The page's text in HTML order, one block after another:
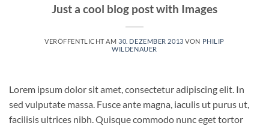
Just a cool blog post with Images
VERÖFFENTLICHT AM30. DEZEMBER 2013 VON PHILIP
WILDENAUER
Lorem ipsum dolor sit amet, consectetur adipiscing elit. In
sed vulputate massa. Fusce ante magna, iaculis ut purus ut,
facilisis ultrices nibh. Quisque commodo nunc eget tortor